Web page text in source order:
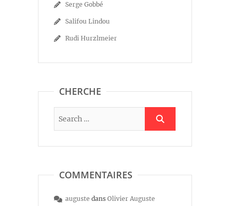
Serge Gobbé
Salifou Lindou
Rudi Hurzlmeier
CHERCHE
COMMENTAIRES
auguste dans Olivier Auguste